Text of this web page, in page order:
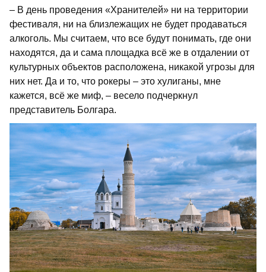
– В день проведения «Хранителей» ни на территории
фестиваля, ни на близлежащих не будет продаваться
алкоголь. Мы считаем, что все будут понимать, где они
находятся, да и сама площадка всё же в отдалении от
культурных объектов расположена, никакой угрозы для
них нет. Да и то, что рокеры – это хулиганы, мне
кажется, всё же миф, – весело подчеркнул
представитель Болгара.